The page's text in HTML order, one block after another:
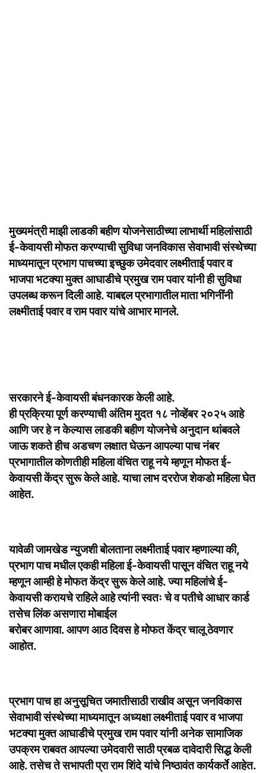
मुख्यमंत्री माझी लाडकी बहीण योजनेसाठीच्या लाभार्थी महिलांसाठी
ई-केवायसी मोफत करण्याची सुविधा जनविकास सेवाभावी संस्थेच्या
माध्यमातून प्रभाग पाचच्या इच्छुक उमेदवार लक्ष्मीताई पवार व
भाजपा भटक्या मुक्त आघाडीचे प्रमुख राम पवार यांनी ही सुविधा
उपलब्ध करून दिली आहे. याबद्दल प्रभागातील माता भगिनींनी
लक्ष्मीताई पवार व राम पवार यांचे आभार मानले.
सरकारने ई-केवायसी बंधनकारक केली आहे.
ही प्रक्रिया पूर्ण करण्याची अंतिम मुदत १८ नोव्हेंबर २०२५ आहे
आणि जर हे न केल्यास लाडकी बहीण योजनेचे अनुदान थांबवले
जाऊ शकते हीच अडचण लक्षात घेऊन आपल्या पाच नंबर
प्रभागातील कोणतीही महिला वंचित राहू नये म्हणून मोफत ई-
केवायसी केंद्र सुरू केले आहे. याचा लाभ दररोज शेकडो महिला घेत
आहेत.
यावेळी जामखेड न्युजशी बोलताना लक्ष्मीताई पवार म्हणाल्या की,
प्रभाग पाच मधील एकही महिला ई-केवायसी पासून वंचित राहू नये
म्हणून आम्ही हे मोफत केंद्र सुरू केले आहे. ज्या महिलांचे ई-
केवायसी करायचे राहिले आहे त्यांनी स्वतः चे व पतीचे आधार कार्ड
तसेच लिंक असणारा मोबाईल
बरोबर आणावा. आपण आठ दिवस हे मोफत केंद्र चालू ठेवणार
आहोत.
प्रभाग पाच हा अनुसूचित जमातीसाठी राखीव असून जनविकास
सेवाभावी संस्थेच्या माध्यमातून अध्यक्षा लक्ष्मीताई पवार व भाजपा
भटक्या मुक्त आघाडीचे प्रमुख राम पवार यांनी अनेक सामाजिक
उपक्रम राबवत आपल्या उमेदवारी साठी प्रबळ दावेदारी सिद्ध केली
आहे. तसेच ते सभापती प्रा राम शिंदे यांचे निष्ठावंत कार्यकर्ते आहेत.